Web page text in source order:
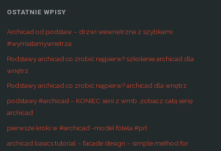
OSTATNIE WPISY
Archicad od podstaw – drzwi wewnętrzne z szybkami
#wymiatamywnetrza
Podstawy archicad co zrobić najpierw? szkolenie archicad dla
wnętrz
Podstawy archicad co zrobić najpierw? archicad dla wnętrz
podstawy #archicad – KONIEC serii z wmb ,zobacz całą serię
archicad
pierwsze kroki w #archicad -model fotela #prl
archicad basics tutorial – facade design – simple method for